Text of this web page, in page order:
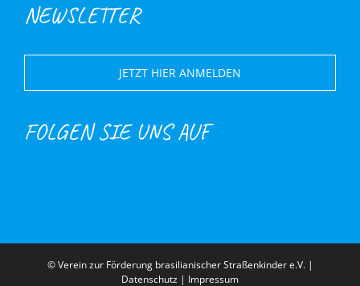
NEWSLETTER
JETZT HIER ANMELDEN
FOLGEN SIE UNS AUF
© Verein zur Förderung brasilianischer Straßenkinder e.V. |
Datenschutz | Impressum